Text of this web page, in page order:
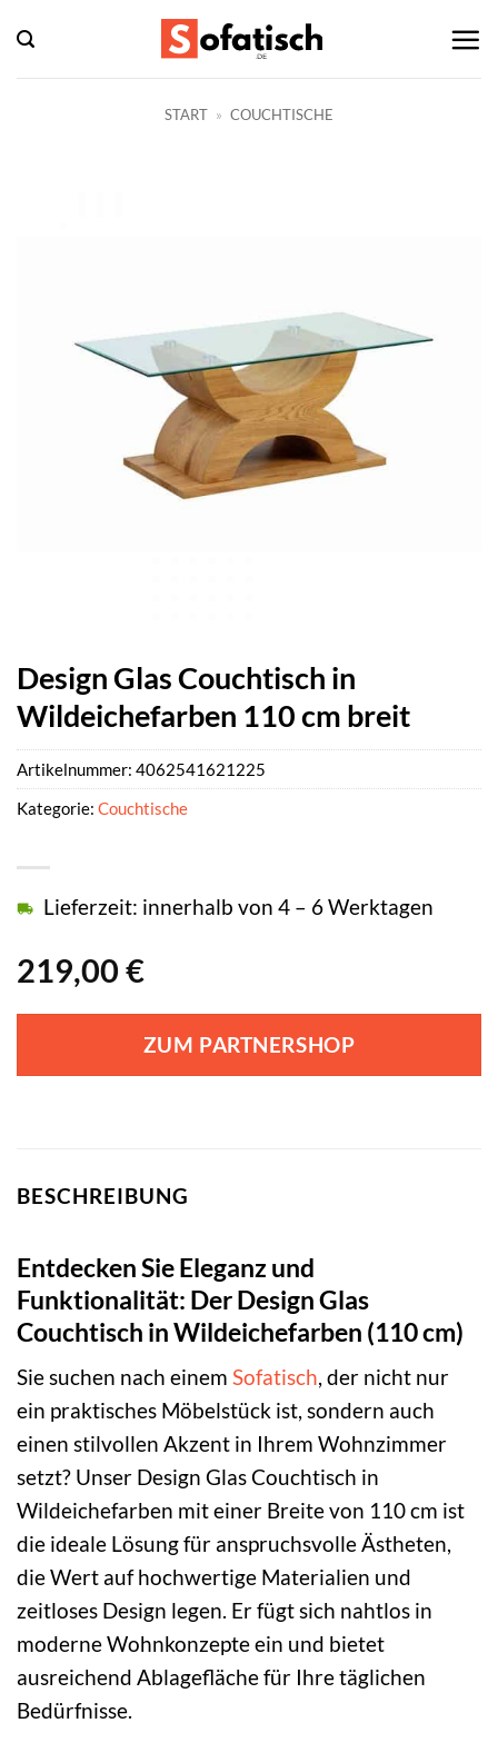
Inhalt
springen
START » COUCHTISCHE
Design Glas Couchtisch in
Wildeichefarben 110 cm breit
219,00 €
Lieferzeit: innerhalb von 4 – 6 Werktagen
ZUM PARTNERSHOP
Artikelnummer: 4062541621225
Kategorie: Couchtische
BESCHREIBUNG
Entdecken Sie Eleganz und
Funktionalität: Der Design Glas
Couchtisch in Wildeichefarben (110 cm)
Sie suchen nach einem Sofatisch, der nicht nur
ein praktisches Möbelstück ist, sondern auch
einen stilvollen Akzent in Ihrem Wohnzimmer
setzt? Unser Design Glas Couchtisch in
Wildeichefarben mit einer Breite von 110 cm ist
die ideale Lösung für anspruchsvolle Ästheten,
die Wert auf hochwertige Materialien und
zeitloses Design legen. Er fügt sich nahtlos in
moderne Wohnkonzepte ein und bietet
ausreichend Ablagefläche für Ihre täglichen
Bedürfnisse.